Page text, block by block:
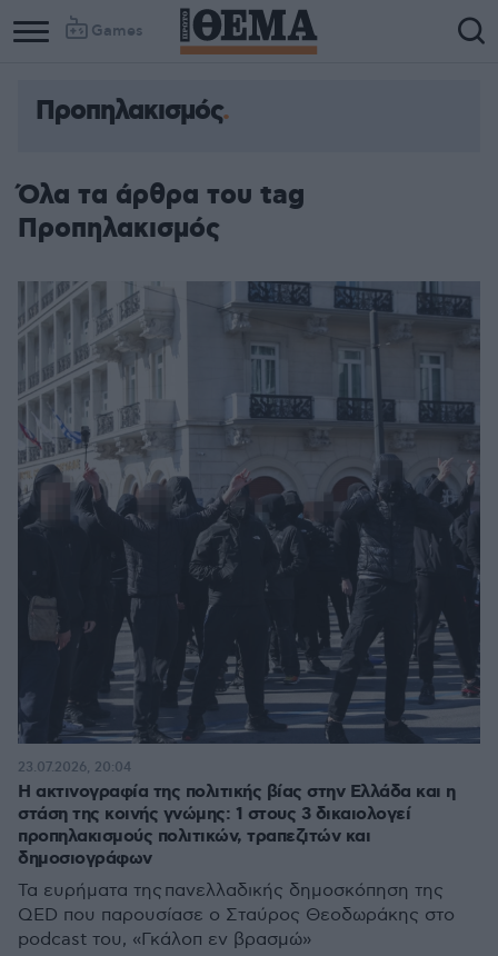
Games
Προπηλακισμός
Όλα τα άρθρα του tag
Προπηλακισμός
Η ακτινογραφία της πολιτικής βίας στην Ελλάδα και η
στάση της κοινής γνώμης: 1 στους 3 δικαιολογεί
προπηλακισμούς πολιτικών, τραπεζιτών και
δημοσιογράφων
Τα ευρήματα της πανελλαδικής δημοσκόπηση της
QED που παρουσίασε ο Σταύρος Θεοδωράκης στο
podcast του, «Γκάλοπ εν βρασμώ»
23.07.2026, 20:04